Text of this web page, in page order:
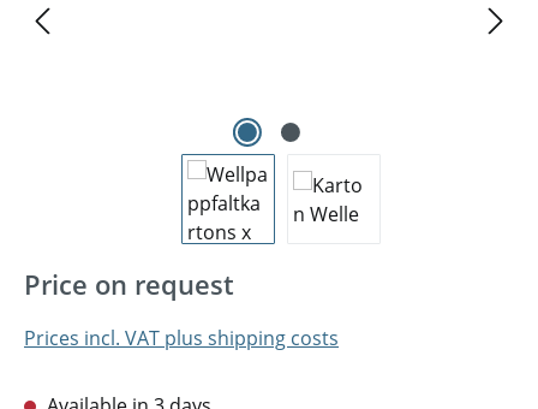
Price on request
Prices incl. VAT plus shipping costs